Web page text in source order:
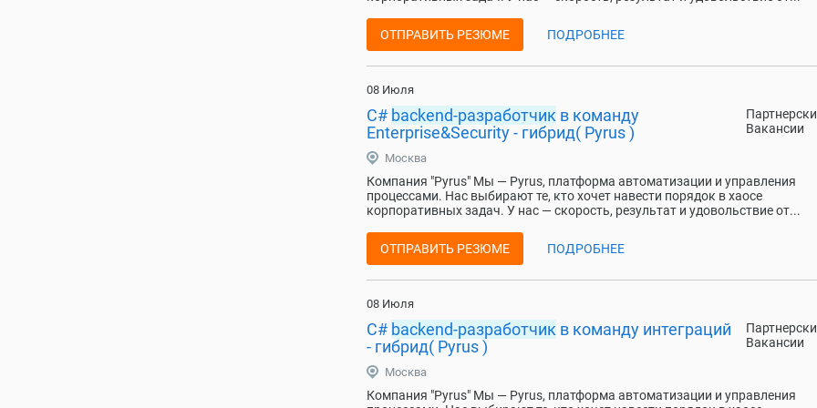
ОТПРАВИТЬ РЕЗЮМЕ ПОДРОБНЕЕ
08 Июля
Вакансии
C# backend-разработчик в команду
Enterprise&Security - гибрид( Pyrus )
Москва
Компания "Pyrus" Мы — Pyrus, платформа автоматизации и управления
процессами. Нас выбирают те, кто хочет навести порядок в хаосе
корпоративных задач. У нас — скорость, результат и удовольствие от...
ОТПРАВИТЬ РЕЗЮМЕ ПОДРОБНЕЕ
08 Июля
Вакансии
C# backend-разработчик в команду интеграций
- гибрид( Pyrus )
Москва
Компания "Pyrus" Мы — Pyrus, платформа автоматизации и управления